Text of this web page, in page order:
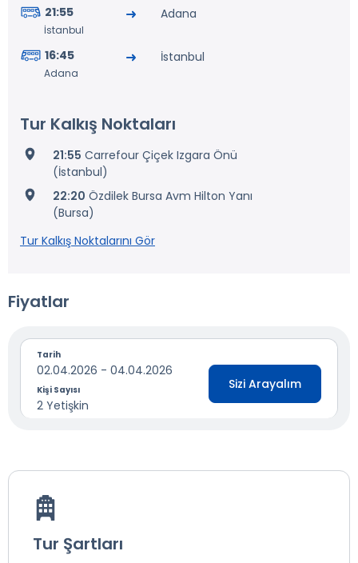
21:55
İstanbul
Adana
16:45
Adana
İstanbul
Tur Kalkış Noktaları
21:55 Carrefour Çiçek Izgara Önü
(İstanbul)
22:20 Özdilek Bursa Avm Hilton Yanı
(Bursa)
Tur Kalkış Noktalarını Gör
Fiyatlar
Tarih
02.04.2026 - 04.04.2026
Kişi Sayısı
2 Yetişkin
Sizi Arayalım
Tur Şartları